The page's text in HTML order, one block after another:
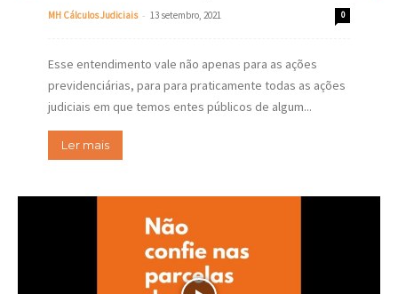
MH Cálculos Judiciais - 13 setembro, 2021 0
Esse entendimento vale não apenas para as ações
previdenciárias, para para praticamente todas as ações
judiciais em que temos entes públicos de algum...
Ler mais